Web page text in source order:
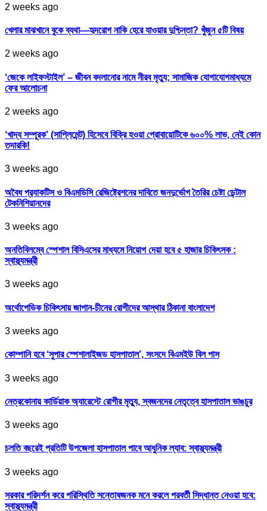
2 weeks ago
খেলার মাঝখানে বুকে ব্যথা—হৃদরোগ নাকি হেরে যাওয়ার দুশ্চিন্তা? খুঁজুন ৫টি বিষয়
2 weeks ago
‘জেকে লাইফস্টাইল’ – জীবন বদলানোর নামে নীরব মৃত্যু; সামাজিক যোগাযোগমাধ্যমে
ফের আলোচনা
2 weeks ago
‘খাদ্য সম্পূরক’ (সাপ্লিমেন্ট) হিসেবে বিক্রি হওয়া প্রোবায়োটিকে ৬০০% লাভ, নেই কোন
তদারকি!
3 weeks ago
অবৈধ প্র‍্যাকটিস ও বিএমডিসি রেজিষ্ট্রেশনের দাবিতে জনদুর্ভোগ তৈরির চেষ্টা ডেন্টাল
টেকনিশিয়ানদের
3 weeks ago
অনতিবিলম্বে স্পেশাল বিসিএসের মাধ্যমে নিয়োগ দেয়া হবে ৫ হাজার চিকিৎসক :
স্বাস্থ্যমন্ত্রী
3 weeks ago
অর্থোপেডিক চিকিৎসায় জাপান-চীনের রোগীদের আস্থার ঠিকানা বাংলাদেশ
3 weeks ago
কোম্পানি হবে ‘সুপার স্পেশালাইজড হাসপাতাল’, সংসদে বিএমইউ বিল পাস
3 weeks ago
নেত্রকোনায় কার্ডিয়াক অ্যারেস্টে রোগীর মৃত্যু, স্বজনদের নেতৃত্বে হাসপাতাল ভাঙচুর
3 weeks ago
চলতি বছরেই প্রতিটি উপজেলা হাসপাতাল পাবে আধুনিক ল্যাব: স্বাস্থ্যমন্ত্রী
3 weeks ago
সরকার পরিদর্শন করে পরিস্থিতি সন্তোষজনক মনে করলে পরবর্তী সিদ্ধান্ত নেওয়া হবে:
স্বাস্থ্যমন্ত্রী